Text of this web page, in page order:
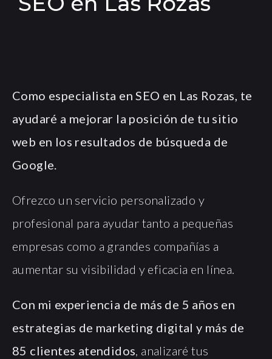
Como especialista en SEO en Las Rozas, te
ayudaré a mejorar la posición de tu sitio
web en los resultados de búsqueda de
Google.
Ofrezco un servicio personalizado y
profesional para ayudar tanto a pequeñas
empresas como a grandes compañías a
aumentar su visibilidad y eficacia en línea.
Con mi experiencia de más de 5 años en
estrategias de marketing digital y más de
85 clientes atendidos, analizaré tus